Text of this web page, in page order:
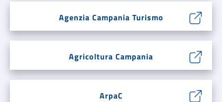
Agenzia Campania Turismo
Agricoltura Campania
ArpaC